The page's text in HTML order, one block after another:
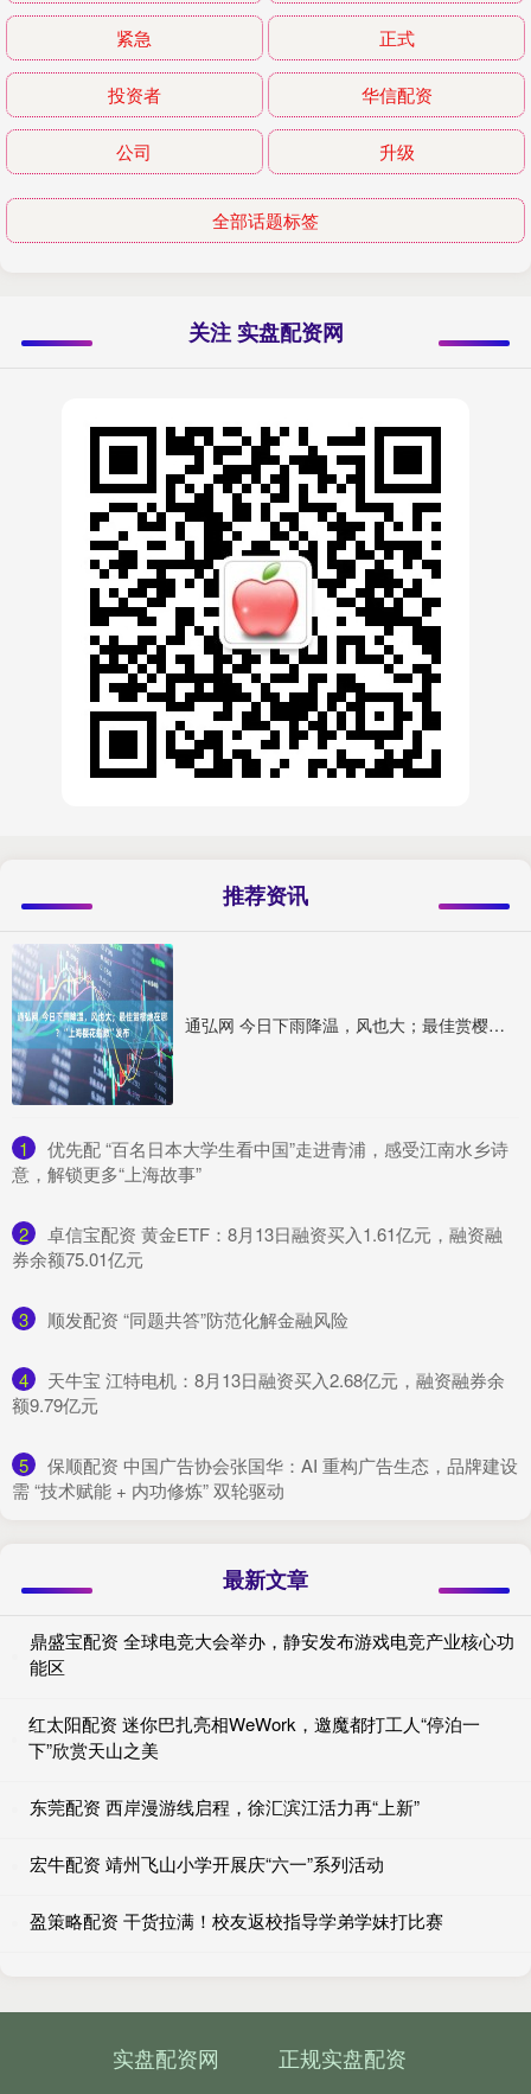
紧急 正式
投资者 华信配资
公司 升级
全部话题标签
关注 实盘配资网
推荐资讯
通弘网 今日下雨降温，风也大；最佳赏樱地在哪？“上海樱花指数”发布
1
​优先配 “百名日本大学生看中国”走进青浦，感受江南水乡诗
意，解锁更多“上海故事”
2
​卓信宝配资 黄金ETF：8月13日融资买入1.61亿元，融资融
券余额75.01亿元
3 ​顺发配资 “同题共答”防范化解金融风险
4
​天牛宝 江特电机：8月13日融资买入2.68亿元，融资融券余
额9.79亿元
5
​保顺配资 中国广告协会张国华：AI 重构广告生态，品牌建设
需 “技术赋能 + 内功修炼” 双轮驱动
最新文章
鼎盛宝配资 全球电竞大会举办，静安发布游戏电竞产业核心功
能区
红太阳配资 迷你巴扎亮相WeWork，邀魔都打工人“停泊一
下”欣赏天山之美
东莞配资 西岸漫游线启程，徐汇滨江活力再“上新”
宏牛配资 靖州飞山小学开展庆“六一”系列活动
盈策略配资 干货拉满！校友返校指导学弟学妹打比赛
实盘配资网
正规实盘配资